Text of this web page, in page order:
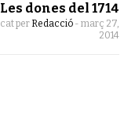
Les dones del 1714
per Redacció - març 27,
2014